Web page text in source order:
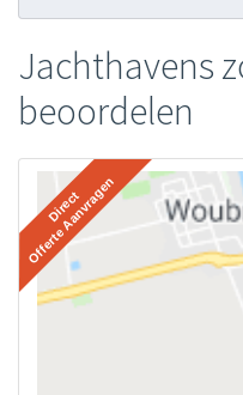
Jachthavens
beoordelen